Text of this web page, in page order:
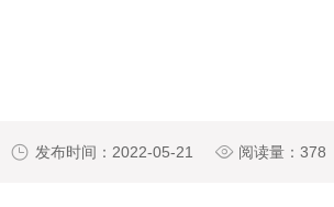
 发布时间：2022-05-21  阅读量： 378